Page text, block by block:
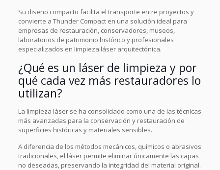
Su diseño compacto facilita el transporte entre proyectos y
convierte a Thunder Compact en una solución ideal para
empresas de restauración, conservadores, museos,
laboratorios de patrimonio histórico y profesionales
especializados en limpieza láser arquitectónica.
¿Qué es un láser de limpieza y por
qué cada vez más restauradores lo
utilizan?
La limpieza láser se ha consolidado como una de las técnicas
más avanzadas para la conservación y restauración de
superficies históricas y materiales sensibles.
A diferencia de los métodos mecánicos, químicos o abrasivos
tradicionales, el láser permite eliminar únicamente las capas
no deseadas, preservando la integridad del material original.